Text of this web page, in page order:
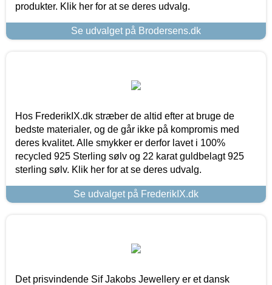
produkter. Klik her for at se deres udvalg.
Se udvalget på Brodersens.dk
Hos FrederikIX.dk stræber de altid efter at bruge de
bedste materialer, og de går ikke på kompromis med
deres kvalitet. Alle smykker er derfor lavet i 100%
recycled 925 Sterling sølv og 22 karat guldbelagt 925
sterling sølv. Klik her for at se deres udvalg.
Se udvalget på FrederikIX.dk
Det prisvindende Sif Jakobs Jewellery er et dansk